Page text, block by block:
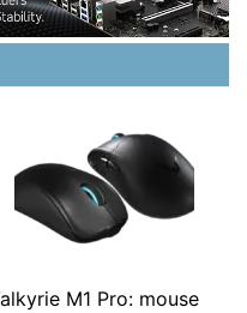
M1 Pro: mouse